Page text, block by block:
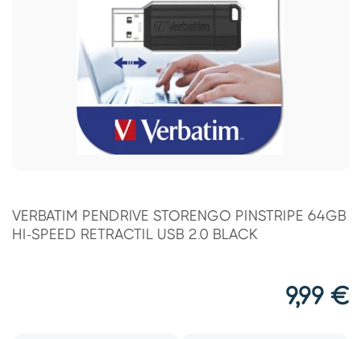
VERBATIM PENDRIVE STORENGO PINSTRIPE 64GB
HI-SPEED RETRACTIL USB 2.0 BLACK
9,99 €